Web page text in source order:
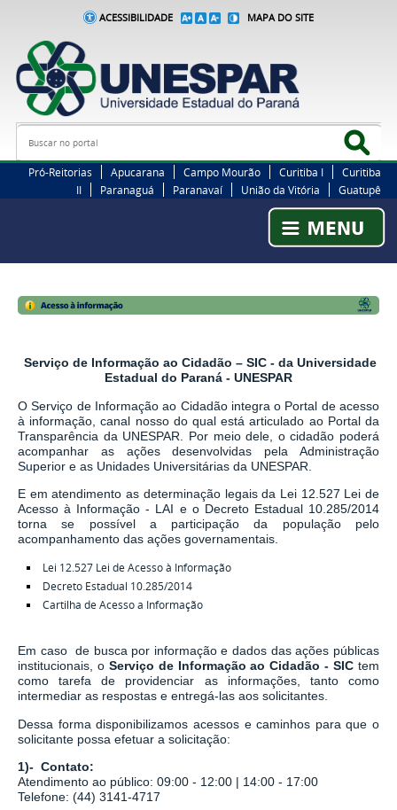
ACESSIBILIDADE MAPA DO SITE
Busca
Pró-Reitorias Apucarana Campo Mourão Curitiba I
Curitiba
II
Paranaguá Paranavaí União da Vitória Guatupê
Serviço de Informação ao Cidadão – SIC - da Universidade
Estadual do Paraná - UNESPAR
O Serviço de Informação ao Cidadão integra o Portal de acesso
à informação, canal nosso do qual está articulado ao Portal da
Transparência da UNESPAR. Por meio dele, o cidadão poderá
acompanhar as ações desenvolvidas pela Administração
Superior e as Unidades Universitárias da UNESPAR.
E em atendimento as determinação legaisda Lei 12.527 Lei de
Acesso à Informação - LAI e o Decreto Estadual 10.285/2014
torna se possível a participação da população pelo
acompanhamento das ações governamentais.
Lei 12.527 Lei de Acesso à Informação
Decreto Estadual 10.285/2014
Cartilha de Acesso a Informação
Em caso de busca por informação e dados das ações públicas
institucionais, o Serviço de Informação ao Cidadão - SICtem
como tarefa de
providenciar as informações, tanto como
intermediar as respostas e entregá-las aos solicitantes.
Dessa forma disponibilizamos acessos e caminhos para que o
solicitante possa efetuar a solicitação:
1)- Contato:
Atendimento ao público: 09:00 - 12:00 | 14:00 - 17:00
Telefone: (44) 3141-4717